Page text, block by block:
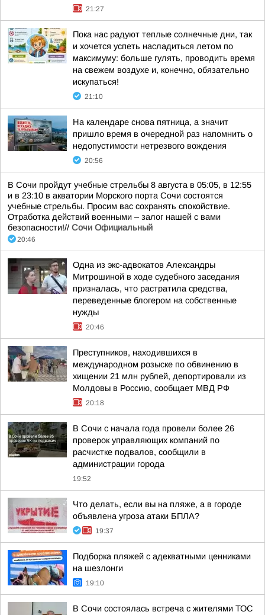
21:27
Пока нас радуют теплые солнечные дни, так
и хочется успеть насладиться летом по
максимуму: больше гулять, проводить время
на свежем воздухе и, конечно, обязательно
искупаться!
21:10
На календаре снова пятница, а значит
пришло время в очередной раз напомнить о
недопустимости нетрезвого вождения
20:56
В Сочи пройдут учебные стрельбы 8 августа в 05:05, в 12:55
и в 23:10 в акватории Морского порта Сочи состоятся
учебные стрельбы. Просим вас сохранять спокойствие.
Отработка действий военными – залог нашей с вами
безопасности!// Сочи Официальный
20:46
Одна из экс-адвокатов Александры
Митрошиной в ходе судебного заседания
призналась, что растратила средства,
переведенные блогером на собственные
нужды
20:46
Преступников, находившихся в
международном розыске по обвинению в
хищении 21 млн рублей, депортировали из
Молдовы в Россию, сообщает МВД РФ
20:18
В Сочи с начала года провели более 26
проверок управляющих компаний по
расчистке подвалов, сообщили в
администрации города
19:52
Что делать, если вы на пляже, а в городе
объявлена угроза атаки БПЛА?
19:37
Подборка пляжей с адекватными ценниками
на шезлонги
19:10
В Сочи состоялась встреча с жителями ТОС